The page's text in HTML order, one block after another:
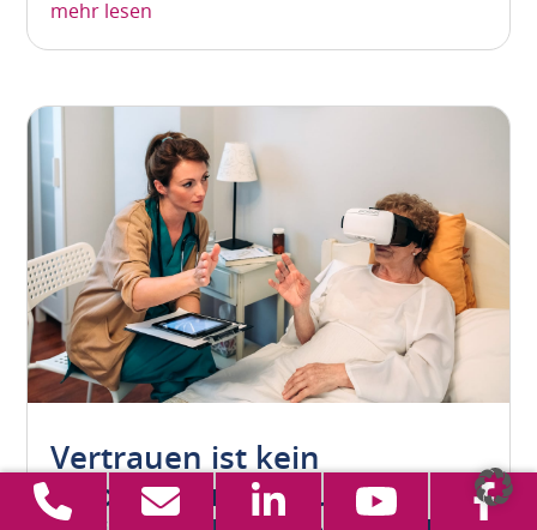
mehr lesen
Vertrauen ist kein
Algorithmus: Warum KI-